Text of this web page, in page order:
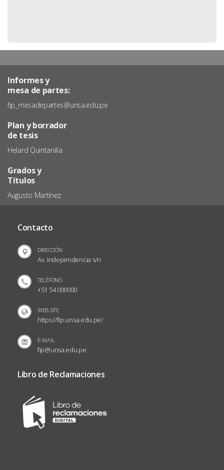
Informes y
mesa de partes:
fip_mesadepartes@unsa.edu.pe
Plan y borrador
de tesis
Helard Quintanilla
Grados y
Títulos
Augusto Martínez
Contacto
DIRECCIÓN
Av. Independencia s/n
TELÉFONO
+51 54 000000
WEB SITE
https://fip.unsa.edu.pe/
E-MAIL
fip@unsa.edu.pe
Libro de Reclamaciones